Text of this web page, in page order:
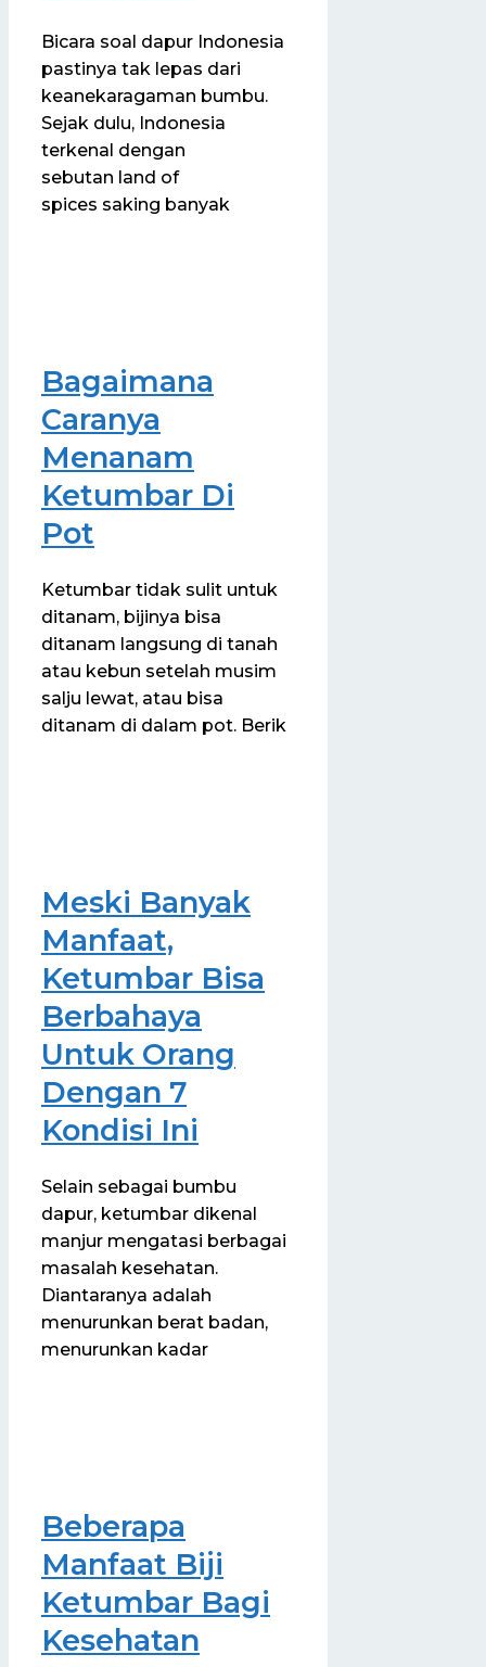
Bicara soal dapur Indonesia
pastinya tak lepas dari
keanekaragaman bumbu.
Sejak dulu, Indonesia
terkenal dengan
sebutan land of
spices saking banyak
Bagaimana
Caranya
Menanam
Ketumbar Di
Pot
Ketumbar tidak sulit untuk
ditanam, bijinya bisa
ditanam langsung di tanah
atau kebun setelah musim
salju lewat, atau bisa
ditanam di dalam pot. Berik
Meski Banyak
Manfaat,
Ketumbar Bisa
Berbahaya
Untuk Orang
Dengan 7
Kondisi Ini
Selain sebagai bumbu
dapur, ketumbar dikenal
manjur mengatasi berbagai
masalah kesehatan.
Diantaranya adalah
menurunkan berat badan,
menurunkan kadar
Beberapa
Manfaat Biji
Ketumbar Bagi
Kesehatan